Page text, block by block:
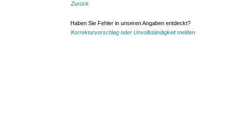
Zurück
Haben Sie Fehler in unseren Angaben entdeckt?
Korrekturvorschlag oder Unvollständigkeit melden